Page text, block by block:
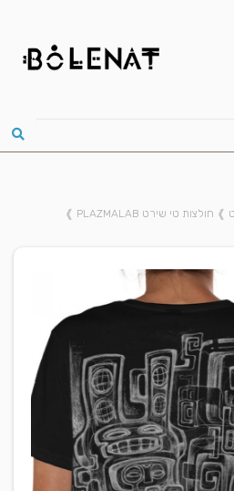
❱ חולצות טי שירט PLAZMALAB
❱